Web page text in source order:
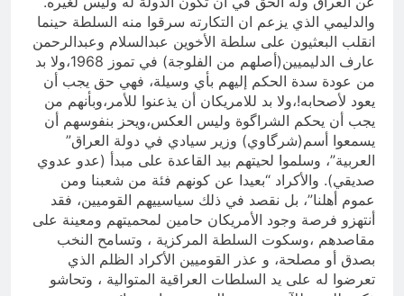
والدليمي الذي يزعم ان التكارته سرقوا منه السلطة حينما
انقلب البعثيون على سلطة الأخوين عبدالسلام وعبدالرحمن
عارف الدليميين(أصلهم من الفلوجة) في تموز 1968،ولا بد
من عودة سدة الحكم إليهم بأي وسيلة، فهي حق يجب أن
يعود لأصحابه!،ولا بد للامريكان أن يذعنوا للأمر،وبأنهم من
يجب أن يحكم الشراگوة وليس العكس،ويحز بنفوسهم أن
يسمعوا أسم(شرگاوي) وزير سيادي في دولة العراق”
العربية”، وسلموا لحيتهم بيد القاعدة على مبدأ (عدو عدوي
صديقي). والأكراد “بعيدا عن كونهم فئة من شعبنا ومن
عموم أهلنا”، بل نقصد في ذلك سياسييهم القوميين، فقد
أنتهزو فرصة وجود الأمريكان حامين لمحميتهم ومعينة على
مقاصدهم ،وسكوت السلطة المركزية ، وتسامح النخب
بصدق أو مصلحة، و عذر القوميين الأكراد الظلم الذي
تعرضوا له على يد السلطات العراقية المتوالية ، وتحاشو